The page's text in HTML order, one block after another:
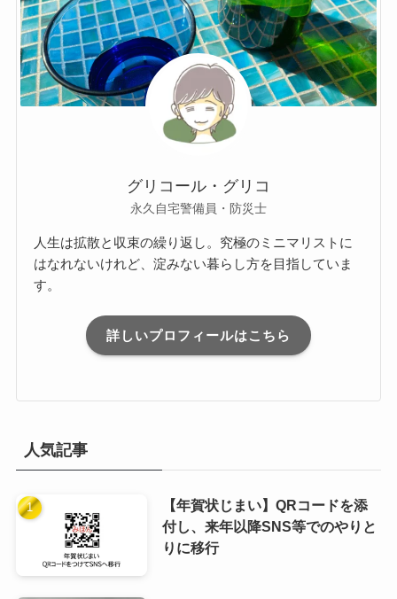
グリコール・グリコ
永久自宅警備員・防災士
人生は拡散と収束の繰り返し。究極のミニマリストに
はなれないけれど、淀みない暮らし方を目指していま
す。
詳しいプロフィールはこちら
人気記事
【年賀状じまい】QRコードを添
付し、来年以降SNS等でのやりと
りに移行